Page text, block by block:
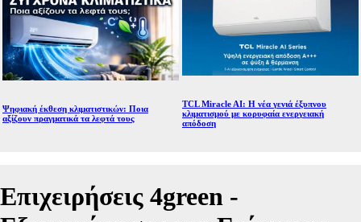
Ψηφιακή έκθεση κλιματιστικών: Ποια
αξίζουν πραγματικά τα λεφτά τους
TCL Miracle AI: Η νέα γενιά έξυπνου
κλιματισμού με κορυφαία ενεργειακή
απόδοση